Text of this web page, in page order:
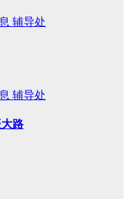
辅导处
辅导处
路